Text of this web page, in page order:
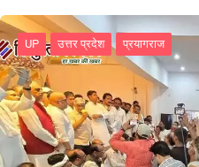
UP उत्तर प्रदेश प्रयागराज